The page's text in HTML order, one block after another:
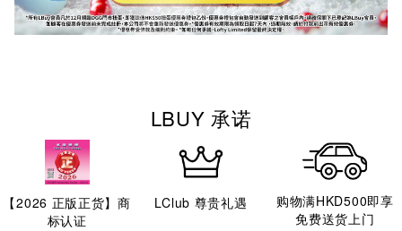
LBUY 承诺
【2026 正版正货】商
标认证
LClub 尊贵礼遇
购物满HKD500即享
免费送货上门